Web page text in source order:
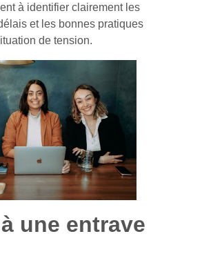
à identifier clairement les
et les bonnes pratiques
de tension.
une entrave